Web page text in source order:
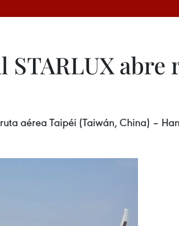
abre
aérea Taipéi (Taiwán, China) –